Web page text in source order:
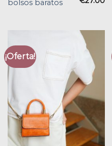
bolsos baratos
¡Oferta!